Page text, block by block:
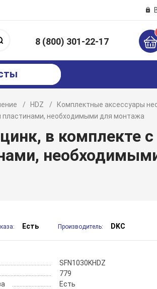
8 (800) 301-22-17
HDZ
Комплектные аксессуары
пластинами, необходимыми для монтажа
в комплекте с
Есть Производитель: DKC
SFN1030KHDZ
779
Есть